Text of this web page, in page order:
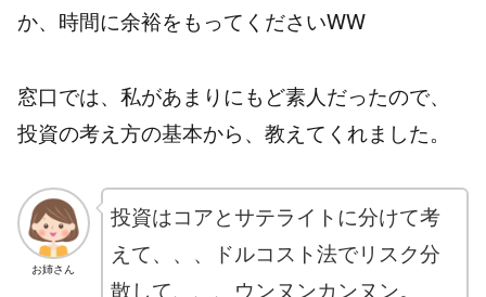
か、時間に余裕をもってくださいWW
窓口では、私があまりにもど素人だったので、
投資の考え方の基本から、教えてくれました。
お姉さん
投資はコアとサテライトに分けて考
えて、、、ドルコスト法でリスク分
散して、、、ウンヌンカンヌン。